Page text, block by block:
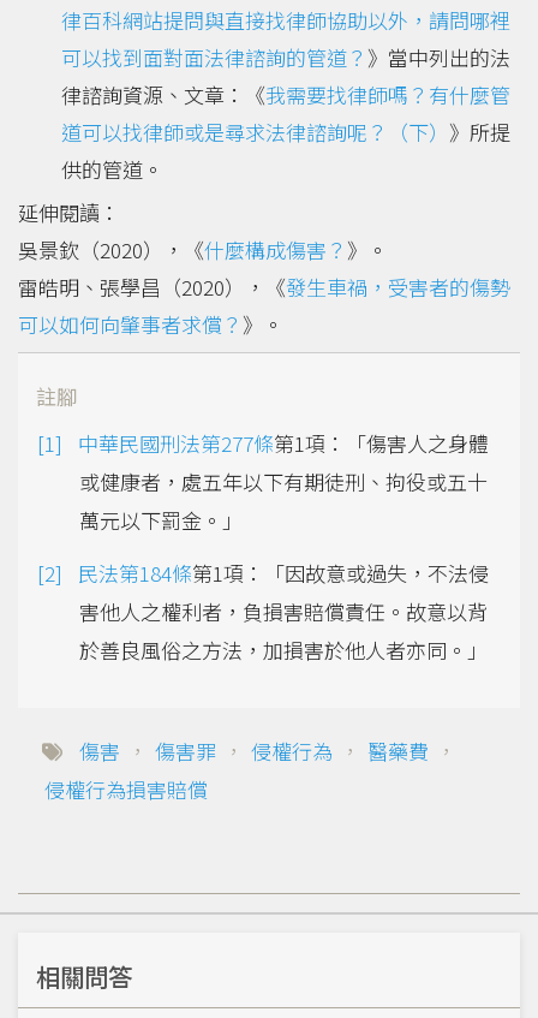
律百科網站提問與直接找律師協助以外，請問哪裡
可以找到面對面法律諮詢的管道？ 》當中列出的法
律諮詢資源、文章：《我需要找律師嗎？有什麼管
道可以找律師或是尋求法律諮詢呢？（下） 》所提
供的管道。
延伸閱讀：
吳景欽（2020），《什麼構成傷害？ 》。
雷皓明、張學昌（2020），《發生車禍，受害者的傷勢
可以如何向肇事者求償？ 》。
註腳
中華民國刑法第277條第1項：「傷害人之身體
或健康者，處五年以下有期徒刑、拘役或五十
萬元以下罰金。」
民法第184條第1項：「因故意或過失，不法侵
害他人之權利者，負損害賠償責任。故意以背
於善良風俗之方法，加損害於他人者亦同。」
傷害 ， 傷害罪 ， 侵權行為 ， 醫藥費 ，
侵權行為損害賠償
相關問答